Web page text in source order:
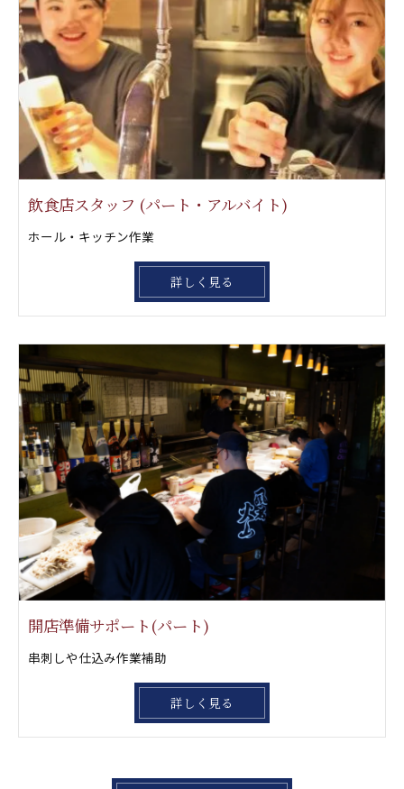
飲食店スタッフ (パート・アルバイト)
ホール・キッチン作業
詳しく見る
開店準備サポート(パート)
串刺しや仕込み作業補助
詳しく見る